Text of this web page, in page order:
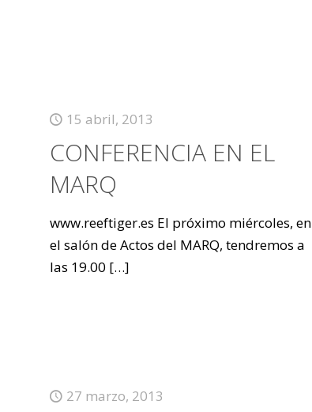
15 abril, 2013
CONFERENCIA EN EL
MARQ
www.reeftiger.es El próximo miércoles, en
el salón de Actos del MARQ, tendremos a
las 19.00 […]
27 marzo, 2013